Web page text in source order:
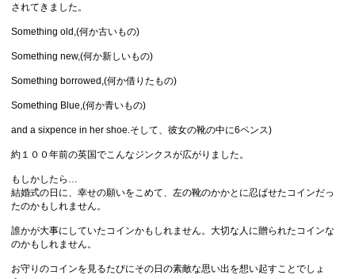
されてきました。
Something old,(何か古いもの)
Something new,(何か新しいもの)
Something borrowed,(何か借りたもの)
Something Blue,(何か青いもの)
and a sixpence in her shoe.そして、彼女の靴の中に6ペンス)
約１００年前の英国でこんなジンクスが広がりました。
もしかしたら…
結婚式の日に、幸せの願いをこめて、左の靴のかかとに忍ばせたコインだっ
たのかもしれません。
誰かが大事にしていたコインかもしれません。大切な人に贈られたコインな
のかもしれません。
お守りのコインを見るたびにその日の素敵な思い出を想い起すことでしょ